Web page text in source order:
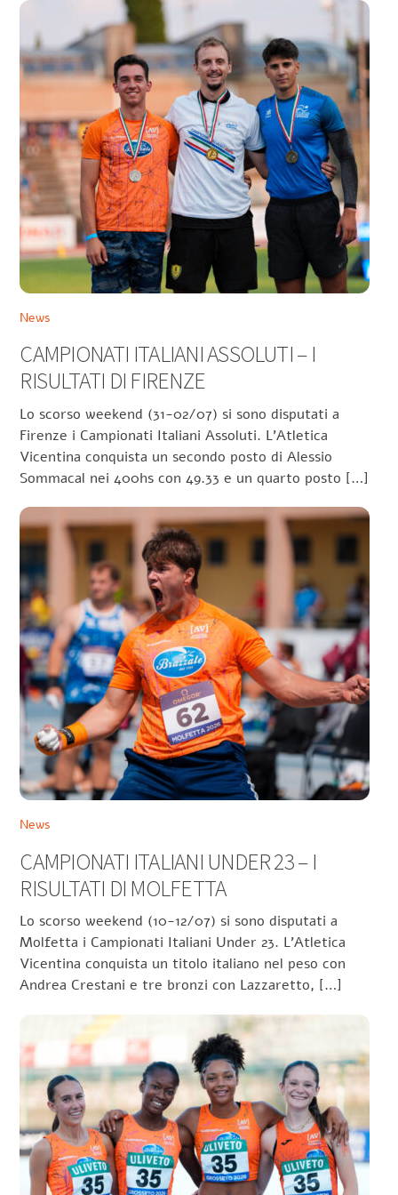
News
CAMPIONATI ITALIANI ASSOLUTI – I
RISULTATI DI FIRENZE
Lo scorso weekend (31-02/07) si sono disputati a
Firenze i Campionati Italiani Assoluti. L’Atletica
Vicentina conquista un secondo posto di Alessio
Sommacal nei 400hs con 49.33 e un quarto posto […]
News
CAMPIONATI ITALIANI UNDER 23 – I
RISULTATI DI MOLFETTA
Lo scorso weekend (10-12/07) si sono disputati a
Molfetta i Campionati Italiani Under 23. L’Atletica
Vicentina conquista un titolo italiano nel peso con
Andrea Crestani e tre bronzi con Lazzaretto, […]